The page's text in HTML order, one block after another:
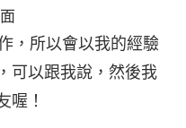
，所以會以我的經驗
可以跟我說，然後我
喔！